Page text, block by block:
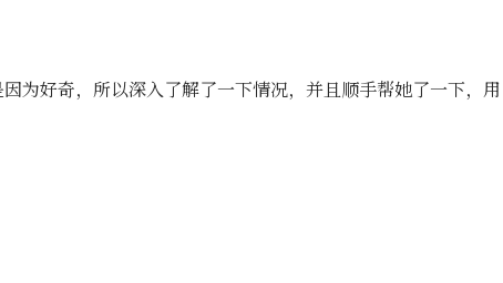
为好奇，所以深入了解了一下情况，并且顺手帮她了一下，用